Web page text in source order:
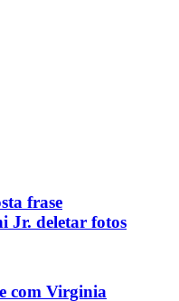
frase
Jr. deletar fotos
com Virginia